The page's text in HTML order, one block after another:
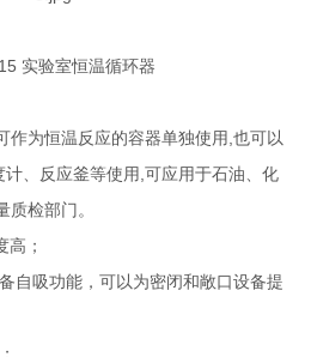
作为恒温反应的容器单独使用 ,也可以
、反应釜等使用 ,可应用于石油、化
质检部门。
高；
自吸功能，可以为密闭和敞口设备提